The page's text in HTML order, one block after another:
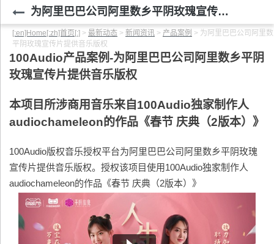
为阿里巴巴公司阿里数乡平阴玫瑰宣传片提供音乐版权
[:en]Home[:zh]首页[:] > 最新动态 > 新闻资讯 > 产品案例 > 为阿里巴巴公司阿里
平阴玫瑰宣传片提供音乐版权
100Audio产品案例-为阿里巴巴公司阿里数乡平阴
玫瑰宣传片提供音乐版权
本项目所涉商用音乐来自100Audio独家制作人
audiochameleon的作品《春节 庆典（2版本）》
100Audio版权音乐授权平台为阿里巴巴公司阿里数乡平阴玫瑰
宣传片提供音乐版权。授权该项目使用100Audio独家制作人
audiochameleon的作品《春节 庆典（2版本）》